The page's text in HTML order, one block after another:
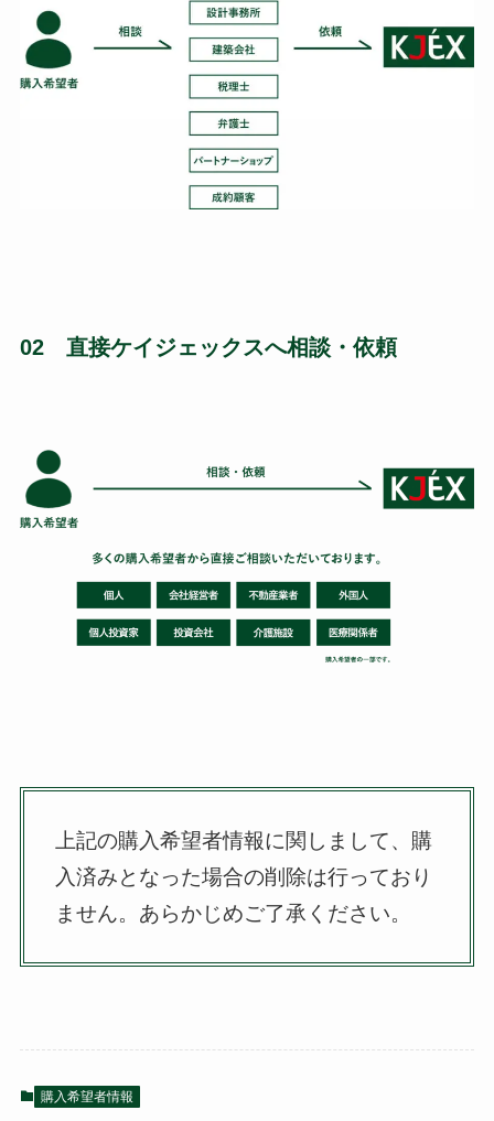
02 直接ケイジェックスへ相談・依頼
上記の購入希望者情報に関しまして、購
入済みとなった場合の削除は行っており
ません。 あらかじめご了承ください。
購入希望者情報